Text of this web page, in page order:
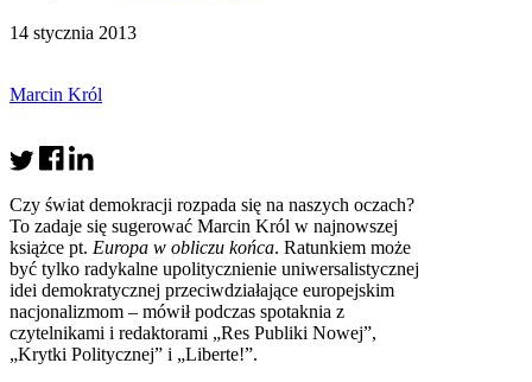
14 stycznia 2013
Marcin Król
Czy świat demokracji rozpada się na naszych oczach?
To zadaje się sugerować Marcin Król w najnowszej
książce pt. Europa w obliczu końca. Ratunkiem może
być tylko radykalne upolitycznienie uniwersalistycznej
idei demokratycznej przeciwdziałające europejskim
nacjonalizmom – mówił podczas spotaknia z
czytelnikami i redaktorami „Res Publiki Nowej”,
„Krytki Politycznej” i „Liberte!”.